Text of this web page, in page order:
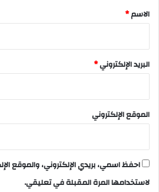
*
الاسم*
البريد الإلكتروني*
الموقع الإلكتروني
احفظ اسمي، بريدي الإلكتروني، والموقع
لاستخدامها المرة المقبلة في تعليقي.